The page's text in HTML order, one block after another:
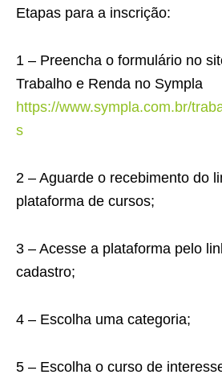
Etapas para a inscrição:
1 – Preencha o formulário no
Trabalho e Renda no Sympla
https://www.sympla.com.br/
s
2 – Aguarde o recebimento do
plataforma de cursos;
3 – Acesse a plataforma pelo
cadastro;
4 – Escolha uma categoria;
5 – Escolha o curso de